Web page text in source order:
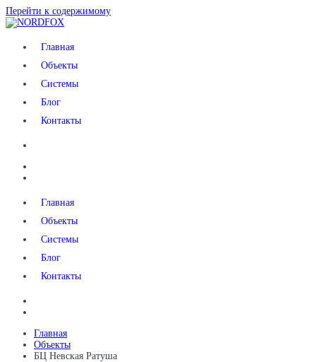
Перейти к содержимому
NORDFOXГлавная
Объекты
Системы
Блог
Контакты
Главная
Объекты
Системы
Блог
Контакты
Главная
Объекты
БЦ Невская Ратуша